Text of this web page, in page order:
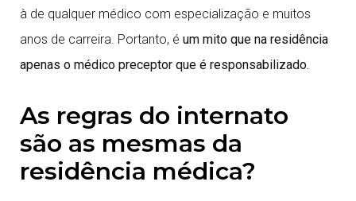
à de qualquer médico com especialização e muitos
anos de carreira. Portanto, é um mito que na residência
apenas o médico preceptor que é responsabilizado.
As regras do internato
são as mesmas da
residência médica?